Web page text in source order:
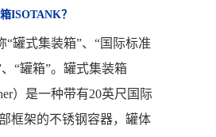
ISOTANK？
“罐式集装箱”、“国际标准
“罐箱”。罐式集装箱
）是一种带有20英尺国际
框架的不锈钢容器，罐体